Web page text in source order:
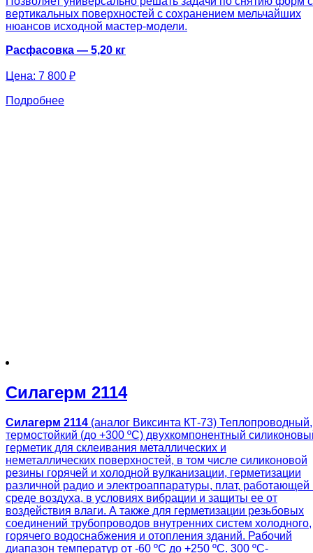
вертикальных поверхностей с сохранением мельчайших
нюансов исходной мастер-модели.
Расфасовка — 5,20 кг
Цена: 7 800 ₽
Подробнее
Силагерм 2114
Силагерм 2114 (аналог Виксинта КТ-73) Теплопроводный,
термостойкий (до +300 ºС) двухкомпонентный
герметик для склеивания металлических и
неметаллических поверхностей, в том числе силиконовой
резины горячей и холодной вулканизации, герметизации
различной радио и электроаппаратуры, плат, работающей
среде воздуха, в условиях вибрации и защиты ее от
воздействия влаги. А также для герметизации резьбовых
соединений трубопроводов внутренних систем холодного,
горячего водоснабжения и отопления зданий. Рабочий
диапазон температур от -60 ºС до +250 ºС. 300 ºС-